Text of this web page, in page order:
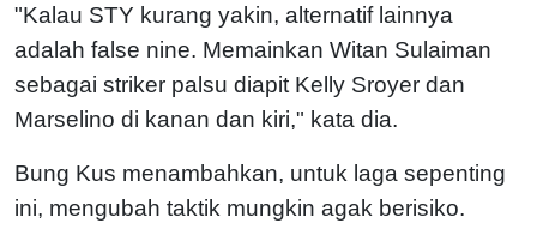
"Kalau STY kurang yakin, alternatif lainnya
adalah false nine. Memainkan Witan Sulaiman
sebagai striker palsu diapit Kelly Sroyer dan
Marselino di kanan dan kiri," kata dia.
Bung Kus menambahkan, untuk laga sepenting
ini, mengubah taktik mungkin agak berisiko.